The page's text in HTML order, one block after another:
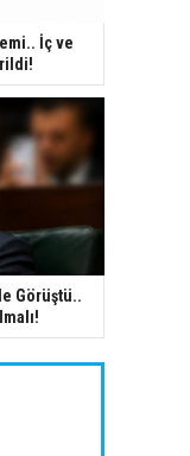
İç ve
Görüştü..